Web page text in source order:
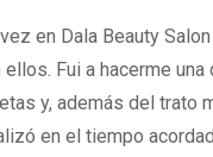
en Dala Beauty
Fui a hacerme
y, además del trato
en el tiempo